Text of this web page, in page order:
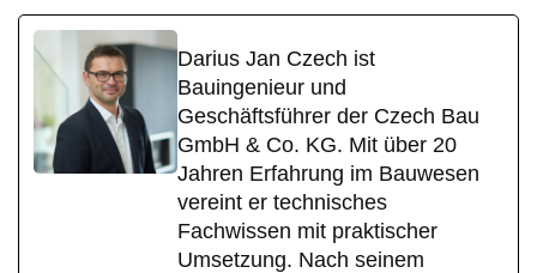
Darius Jan Czech ist
Bauingenieur und
Geschäftsführer der Czech Bau
GmbH & Co. KG. Mit über 20
Jahren Erfahrung im Bauwesen
vereint er technisches
Fachwissen mit praktischer
Umsetzung. Nach seinem